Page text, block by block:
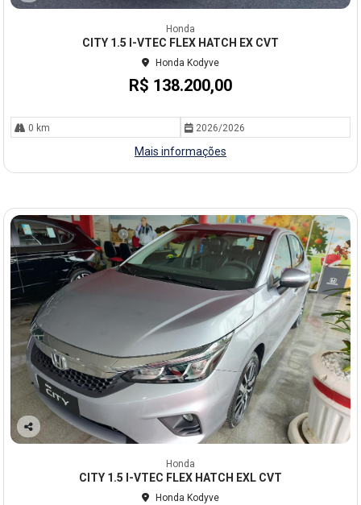
Co
Honda
CITY 1.5 I-VTEC FLEX HATCH EX CVT
Honda Kodyve
R$ 138.200,00
0 km 2026/2026
Mais informações
Co
Honda
CITY 1.5 I-VTEC FLEX HATCH EXL CVT
Honda Kodyve